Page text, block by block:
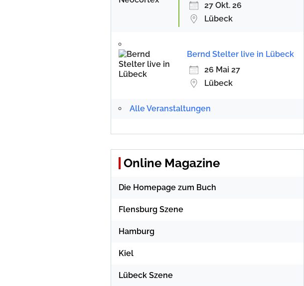
27 Okt. 26
Lübeck
Bernd Stelter live in Lübeck
26 Mai 27
Lübeck
Alle Veranstaltungen
Online Magazine
Die Homepage zum Buch
Flensburg Szene
Hamburg
Kiel
Lübeck Szene